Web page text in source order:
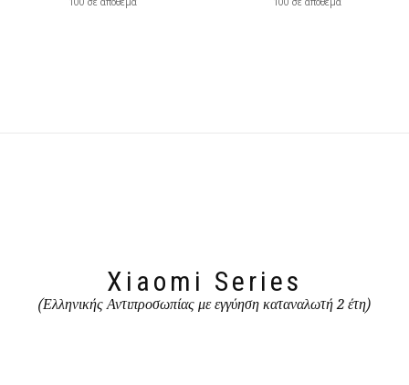
Xiaomi Series
(Ελληνικής Αντιπροσωπίας με εγγύηση καταναλωτή 2 έτη)